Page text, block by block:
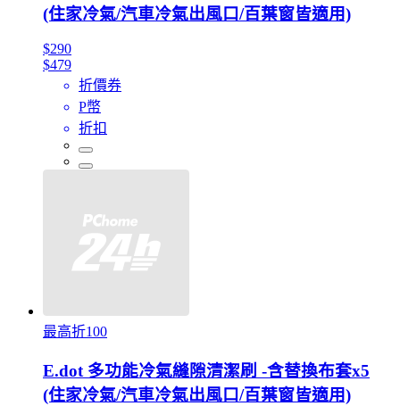
(住家冷氣/汽車冷氣出風口/百葉窗皆適用)
$290
$479
折價券
P幣
折扣
最高折100
E.dot 多功能冷氣縫隙清潔刷 -含替換布套x5
(住家冷氣/汽車冷氣出風口/百葉窗皆適用)